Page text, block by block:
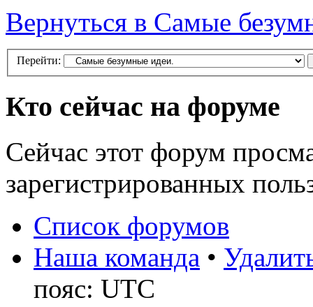
Вернуться в Самые
Перейти:
Кто сейчас на форуме
Сейчас этот форум
зарегистрированных
Список форумов
Наша команда •
пояс: UTC